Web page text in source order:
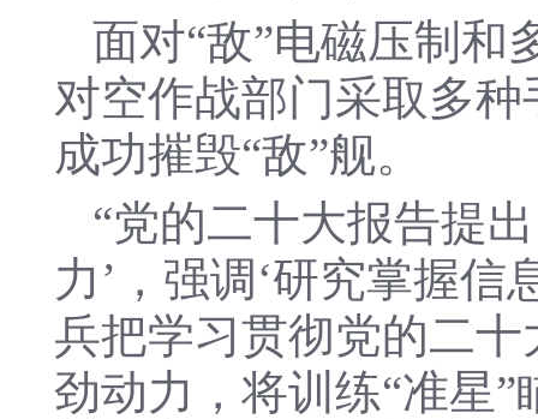
面对“敌”电磁压制和
对空作战部门采取多
成功摧毁“敌”舰。
“党的二十大报告提
力’，强调‘研究掌握
兵把学习贯彻党的二
劲动力，将训练“准星